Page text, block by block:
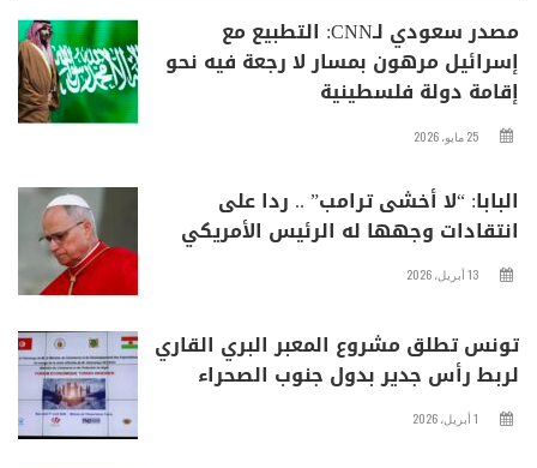
مصدر سعودي لـCNN: التطبيع مع
إسرائيل مرهون بمسار لا رجعة فيه نحو
إقامة دولة فلسطينية
25 مايو، 2026
البابا: “لا أخشى ترامب” .. ردا على
انتقادات وجهها له الرئيس الأمريكي
13 أبريل، 2026
تونس تطلق مشروع المعبر البري القاري
لربط رأس جدير بدول جنوب الصحراء
1 أبريل، 2026